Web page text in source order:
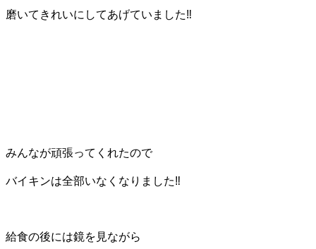
磨いてきれいにしてあげていました‼
みんなが頑張ってくれたので
バイキンは全部いなくなりました‼
給食の後には鏡を見ながら